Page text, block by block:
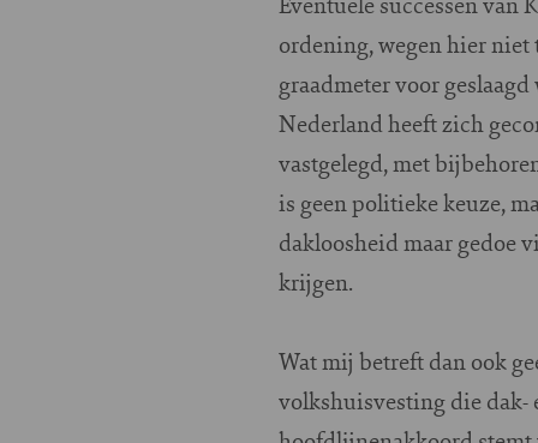
ordening, wegen hier niet
graadmeter voor
Nederland heeft zich
vastgelegd, met
is geen politieke keuze,
dakloosheid maar gedoe
krijgen.
Wat mij betreft dan ook
volkshuisvesting die dak-